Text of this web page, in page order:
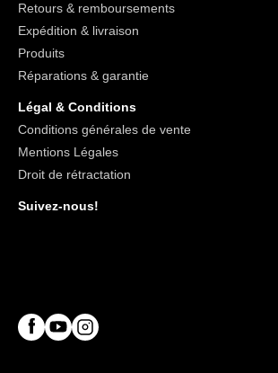
Retours & remboursements
Expédition & livraison
Produits
Réparations & garantie
Légal & Conditions
Conditions générales de vente
Mentions Légales
Droit de rétractation
Suivez-nous!